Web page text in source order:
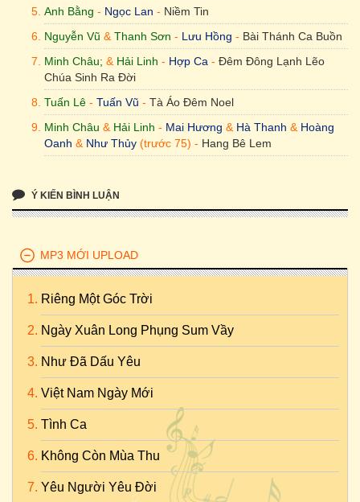
Anh Bằng - Ngọc Lan - Niềm Tin
Nguyễn Vũ & Thanh Sơn - Lưu Hồng - Bài Thánh Ca Buồn
Minh Châu; & Hải Linh - Hợp Ca - Đêm Đông Lạnh Lẽo
Chúa Sinh Ra Đời
Tuấn Lê - Tuấn Vũ - Tà Áo Đêm Noel
Minh Châu & Hải Linh - Mai Hương & Hà Thanh & Hoàng
Oanh & Như Thủy (trước 75) - Hang Bê Lem
Ý KIẾN BÌNH LUẬN
MP3 MỚI UPLOAD
Riêng Một Góc Trời
Ngày Xuân Long Phụng Sum Vầy
Như Đã Dấu Yêu
Việt Nam Ngày Mới
Tình Ca
Không Còn Mùa Thu
Yêu Người Yêu Đời